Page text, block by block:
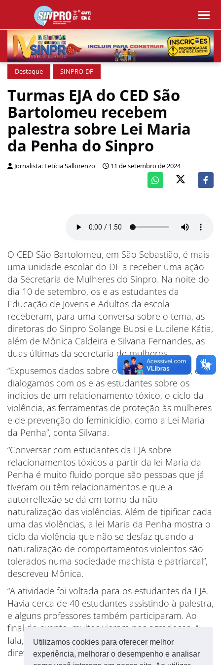
Utilizamos cookies para oferecer melhor
experiência, melhorar o desempenho e analisar
Destaque SINPRO-DF
Turmas EJA do CED São
Bartolomeu recebem
palestra sobre Lei Maria
da Penha do Sinpro
Jornalista: Letícia Sallorenzo 11 de setembro de 2024
O CED São Bartolomeu, em São Sebastião, é mais
uma unidade escolar do DF a receber uma ação
da Secretaria de Mulheres do Sinpro. Na noite do
dia 10 de setembro, os e as estudantes da
Educação de Jovens e Adultos da escola
receberam, para uma conversa sobre o tema, as
diretoras do Sinpro Solange Buosi e Lucilene Kátia,
além de Mônica Caldeira e Silvana Fernandes, as
duas últimas da secretaria de mulheres.
“Expusemos dados sobre o feminicídio no DF, e
dialogamos com os e as estudantes sobre os
indícios de um relacionamento tóxico, o ciclo da
violência, as ferramentas de proteção às mulheres
e de prevenção do feminicídio, como a Lei Maria
da Penha”, conta Silvana.
“Conversar com estudantes da EJA sobre
relacionamentos tóxicos a partir da lei Maria da
Penha é muito fluido porque são pessoas que já
tiveram ou têm relacionamentos e que a
autorreflexão se dá em torno da não
naturalização das violências. Além de tipificar cada
uma das violências, a lei Maria da Penha mostra o
ciclo da violência que não se desfaz quando a
naturalização de comportamentos violentos são
tolerados numa sociedade machista e patriarcal”,
descreveu Mônica.
“A atividade foi voltada para os estudantes da EJA.
Havia cerca de 40 estudantes assistindo à palestra,
e alguns professores também participaram. Ao
final do evento, muitos vieram nos agradecer. A
fala, focada em atos do cotidiano, falou
diretamente aos estudantes”, explicou Solange.